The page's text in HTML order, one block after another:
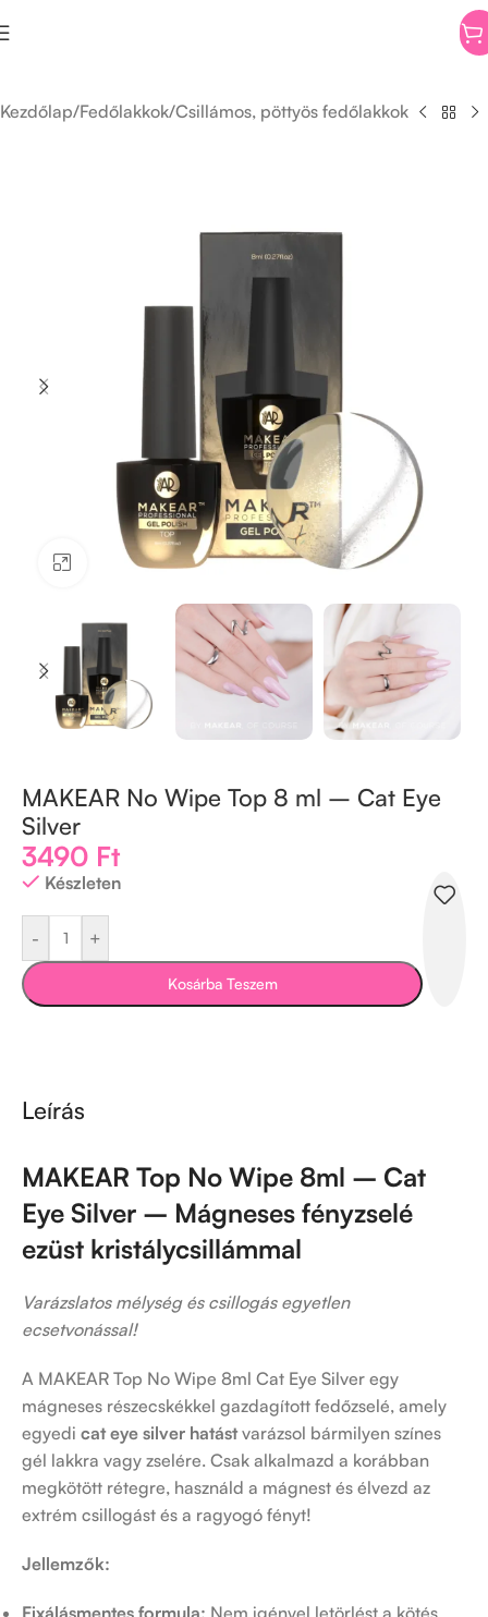
Kezdőlap/Fedőlakkok/Csillámos, pöttyös fedőlakkok
Kattintson a nagyításhoz
MAKEAR No Wipe Top 8 ml – Cat Eye
Silver
3490 Ft
Készleten
- +
Kosárba Teszem
Leírás
MAKEAR Top No Wipe 8ml – Cat
Eye Silver – Mágneses fényzselé
ezüst kristálycsillámmal
Varázslatos mélység és csillogás egyetlen
ecsetvonással!
A MAKEAR Top No Wipe 8ml Cat Eye Silver egy
mágneses részecskékkel gazdagított fedőzselé, amely
egyedi cat eye silver hatástvarázsol bármilyen színes
gél lakkra vagy zselére. Csak alkalmazd a korábban
megkötött rétegre, használd a mágnest és élvezd az
extrém csillogást és a ragyogó fényt!
Jellemzők: